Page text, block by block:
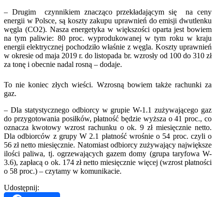
– Drugim czynnikiem znacząco przekładającym się na ceny
energii w Polsce, są koszty zakupu uprawnień do emisji dwutlenku
węgla (CO2). Nasza energetyka w większości oparta jest bowiem
na tym paliwie: 80 proc. wyprodukowanej w tym roku w kraju
energii elektrycznej pochodziło właśnie z węgla. Koszty uprawnień
w okresie od maja 2019 r. do listopada br. wzrosły od 100 do 310 zł
za tonę i obecnie nadal rosną – dodaje.
To nie koniec złych wieści. Wzrosną bowiem także rachunki za
gaz.
– Dla statystycznego odbiorcy w grupie W-1.1 zużywającego gaz
do przygotowania posiłków, płatność będzie wyższa o 41 proc., co
oznacza kwotowy wzrost rachunku o ok. 9 zł miesięcznie netto.
Dla odbiorców z grupy W 2.1 płatność wrośnie o 54 proc. czyli o
56 zł netto miesięcznie. Natomiast odbiorcy zużywający największe
ilości paliwa, tj. ogrzewających gazem domy (grupa taryfowa W-
3.6), zapłacą o ok. 174 zł netto miesięcznie więcej (wzrost płatności
o 58 proc.) – czytamy w komunikacie.
Udostępnij: